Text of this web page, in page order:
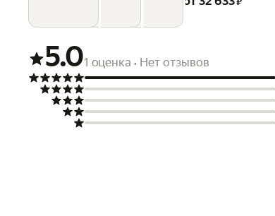
5.01 оценка • Нет отзывов